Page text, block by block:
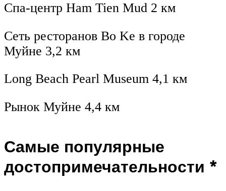
Спа-центр Ham Tien Mud 2 км
Сеть ресторанов Bo Ke в городе
Муйне 3,2 км
Long Beach Pearl Museum 4,1 км
Рынок Муйне 4,4 км
Самые популярные
достопримечательности *